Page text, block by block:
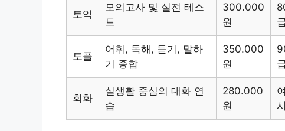
토익
모의고사 및 실전 테스
트
300.000
원
토플
어휘, 독해, 듣기, 말하
기 종합
350.000
원
회화
실생활 중심의 대화 연
습
280.000
원